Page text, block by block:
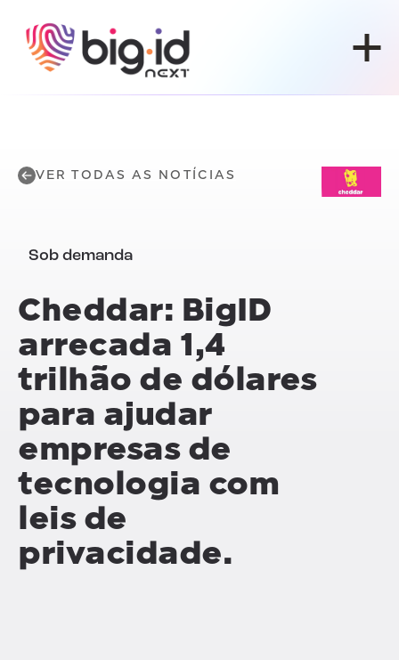
VER TODAS AS NOTÍCIAS
Sob demanda
Cheddar: BigID
arrecada 1,4
trilhão de dólares
para ajudar
empresas de
tecnologia com
leis de
privacidade.